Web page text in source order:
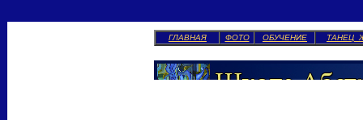
ГЛАВНАЯ ФОТО ОБУЧЕНИЕ ТАНЕЦ